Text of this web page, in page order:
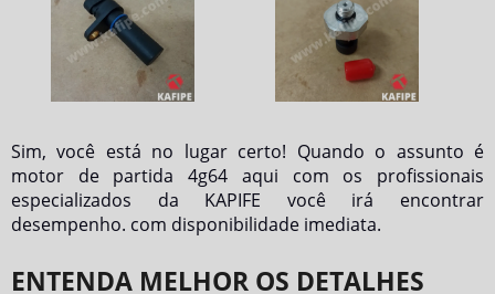
Sim, você está no lugar certo! Quando o assunto é
motor de partida 4g64 aqui com os profissionais
especializados da KAPIFE você irá encontrar
desempenho. com disponibilidade imediata.
ENTENDA MELHOR OS DETALHES